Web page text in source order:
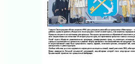
Полумрак бьёт по карману
04 августа 2026
Вниманию автомобилистов!
04 августа 2026
Память, сталь и музыка